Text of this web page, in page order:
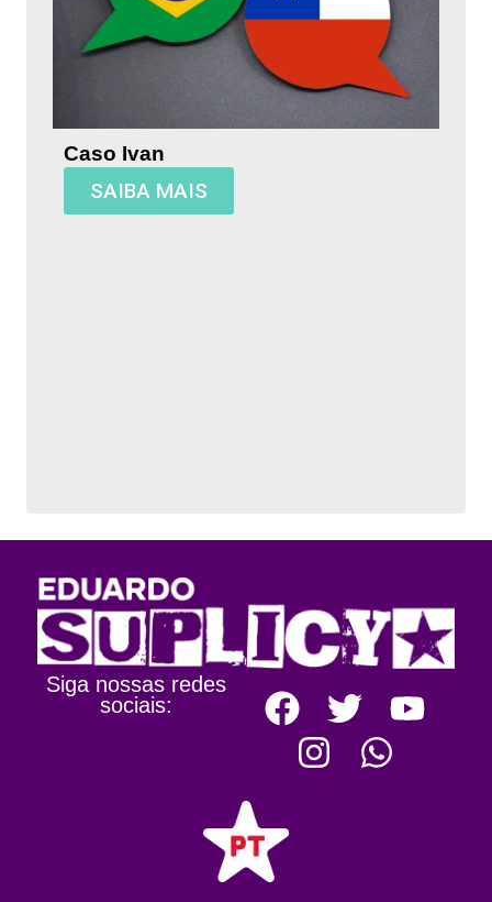
Caso Ivan
SAIBA MAIS
Siga nossas redes
sociais: